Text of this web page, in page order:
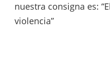
nuestra consigna es:
violencia”